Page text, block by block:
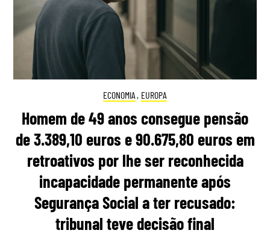
ECONOMIA , EUROPA
Homem de 49 anos consegue pensão
de 3.389,10 euros e 90.675,80 euros em
retroativos por lhe ser reconhecida
incapacidade permanente após
Segurança Social a ter recusado:
tribunal teve decisão final